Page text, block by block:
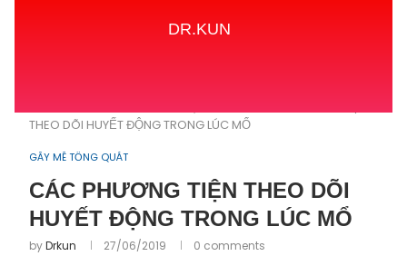
DR.KUN
THEO DÕI HUYẾT ĐỘNG TRONG LÚC MỔ
GÂY MÊ TỔNG QUÁT
CÁC PHƯƠNG TIỆN THEO DÕI
HUYẾT ĐỘNG TRONG LÚC MỔ
byDrkun 27/06/2019 0 comments